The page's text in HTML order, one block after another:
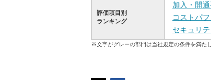
評価項目別
ランキング
加入・開通
コストパ
セキュリ
※文字がグレーの部門は当社規定の条件を満た